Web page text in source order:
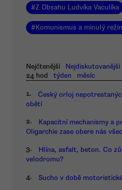
#Z Obsahu Ludvíka Vaculíka
#Komunismus a minulý
Nejčtenější
Nejdiskutovanější
24 hod
týden měsíc
1.
Český orloj
obětí
2.
Kapacitní mechanismy a
Oligarchie zase obere nás
3.
Hlína, asfalt, beton. Co
velodromu?
4. Sucho v době